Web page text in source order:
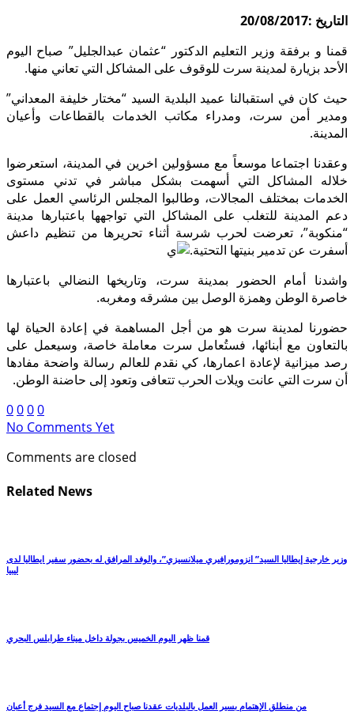
التاريخ :20/08/2017
قمنا و برفقة وزير التعليم الدكتور “عثمان عبدالجليل” صباح اليوم
الأحد بزيارة لمدينة سرت للوقوف على المشاكل التي تعاني منها.
حيث كان في استقبالنا عميد البلدية السيد “مختار خليفة المعداني”
ومدير أمن سرت، ومدراء مكاتب الخدمات بالقطاعات وأعيان
المدينة.
وعقدنا اجتماعا موسعاً مع مسؤولين اخرين في المدينة، استعرضوا
خلاله المشاكل التي أسهمت بشكل مباشر في تدني مستوى
الخدمات بمختلف المجالات، وطالبوا المجلس الرئاسي العمل على
دعم المدينة للتغلب على المشاكل التي تواجهها باعتبارها مدينة
“منكوبة”، تعرضت لحرب شرسة أثناء تحريرها من تنظيم داعش
أسفرت عن تدمير بنيتها التحتية.
واشدنا أمام الحضور بمدينة سرت، وتاريخها النضالي باعتبارها
خاصرة الوطن وهمزة الوصل بين مشرقه ومغربه.
حضورنا لمدينة سرت هو من أجل المساهمة في إعادة الحياة لها
بالتعاون مع أبنائها، فستُعامل سرت معاملة خاصة، وسيعمل على
رصد ميزانية لإعادة اعمارها، كي نقدم للعالم رسالة واضحة مفادها
أن سرت التي عانت ويلات الحرب تتعافى وتعود إلى حاضنة الوطن.
0000
No Comments Yet
Comments are closed
Related News
وزير خارجية إيطاليا السيد” انزومورافيري ميلانسيزي”، والوفد المرافق له بحضور سفير ايطاليا لدى
ليبيا
قمنا ظهر اليوم الخميس بجولة داخل ميناء طرابلس البحري
من منطلق الإهتمام بسير العمل بالبلديات عقدنا صباح اليوم إجتماع مع السيد فرج أعبان